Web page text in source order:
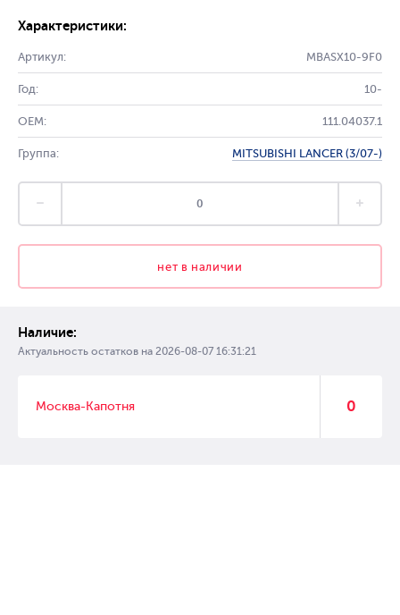
Характеристики:
Артикул: MBASX10-9F0
Год: 10-
OEM: 111.04037.1
Группа: MITSUBISHI LANCER (3/07-)
нет в наличии
Наличие:
Актуальность остатков на 2026-08-07 16:31:21
Москва-Капотня 0